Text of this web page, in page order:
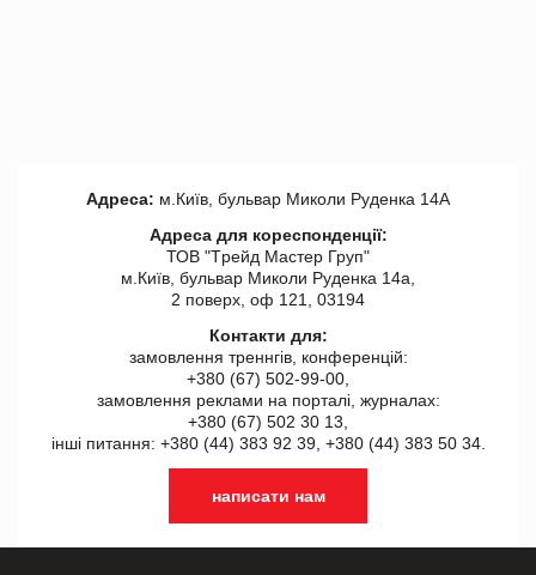
Адреса: м.Київ, бульвар Миколи Руденка 14А
Адреса для кореспонденції:
ТОВ "Tрейд Мастер Груп"
м.Київ, бульвар Миколи Руденка 14а,
2 поверх, оф 121, 03194
Контакти для:
замовлення треннгів, конференцій:
+380 (67) 502-99-00,
замовлення реклами на порталі, журналах:
+380 (67) 502 30 13,
інші питання: +380 (44) 383 92 39, +380 (44) 383 50 34.
написати нам